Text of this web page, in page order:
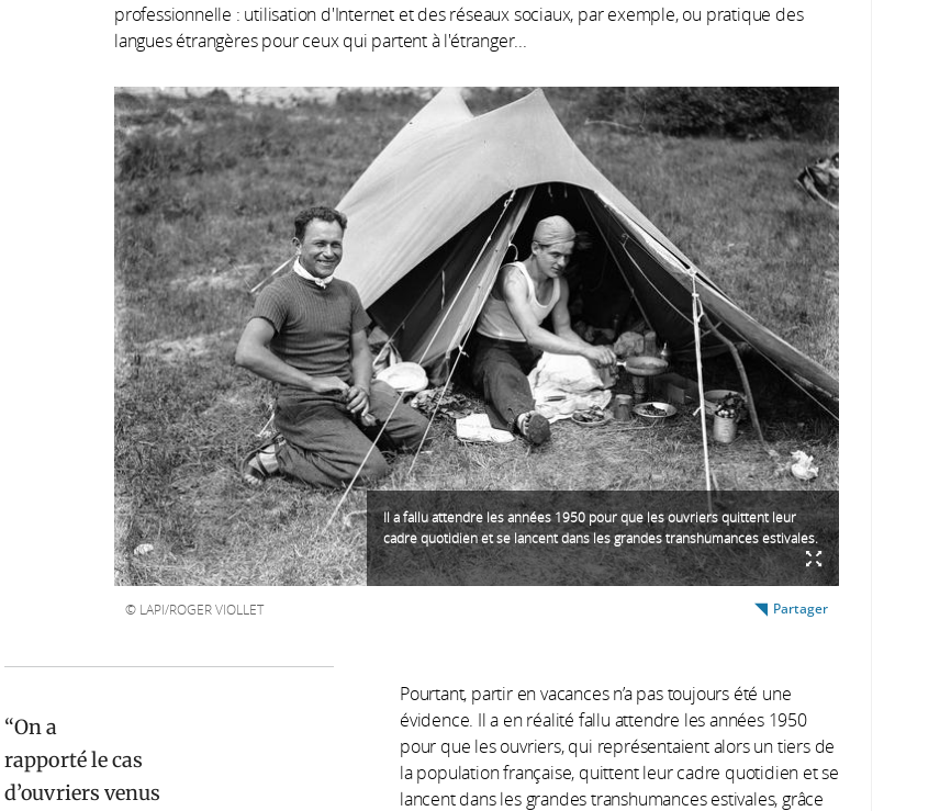
professionnelle : utilisation d'Internet et des réseaux sociaux, par exemple, ou pratique des
langues étrangères pour ceux qui partent à l'étranger...
Il a fallu attendre les années 1950 pour que les ouvriers quittent leur
cadre quotidien et se lancent dans les grandes transhumances estivales.
LAPI/ROGER VIOLLET Partager
On a
rapporté le cas
d’ouvriers venus
Pourtant, partir en vacances n’a pas toujours été une
évidence. Il a en réalité fallu attendre les années 1950
pour que les ouvriers, qui représentaient alors un tiers de
la population française, quittent leur cadre quotidien et se
lancent dans les grandes transhumances estivales, grâce